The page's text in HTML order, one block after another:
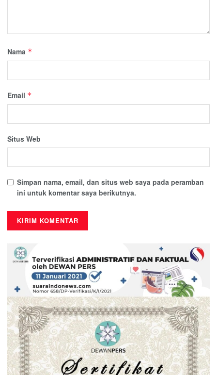
Nama *
Email *
Situs Web
Simpan nama, email, dan situs web saya pada peramban
ini untuk komentar saya berikutnya.